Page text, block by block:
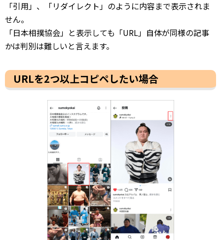
「引用」、「リダイレクト」のように内容まで表示されま
せん。
「日本相撲協会」と表示しても「URL」自体が同様の記事
かは判別は難しいと言えます。
URLを2つ以上コピペしたい場合